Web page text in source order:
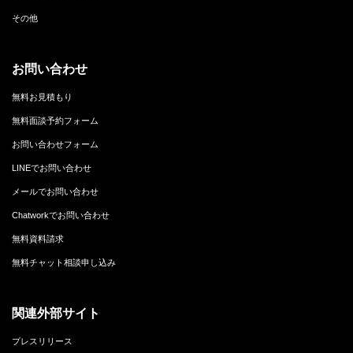
その他
お問い合わせ
無料お見積もり
無料面談予約フォーム
お問い合わせフォーム
LINEでお問い合わせ
メールでお問い合わせ
Chatworkでお問い合わせ
無料資料請求
無料チャット相談申し込み
関連外部サイト
プレスリリース